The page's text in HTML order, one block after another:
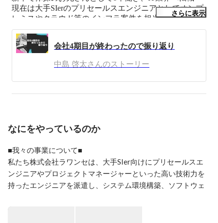
現在は大手SIerのプリセールスエンジニアとしてオンプ
レミスやクラウド等のインフラ案件を担当
さらに表示
会社4期目が終わったので振り返り
中島 啓太さんのストーリー
なにをやっているのか
■我々の事業について■
私たち株式会社ラワンセは、大手SIer向けにプリセールスエ
ンジニアやプロジェクトマネージャーといった高い技術力を
持ったエンジニアを派遣し、システム環境構築、ソフトウェ
どを行う会社です。